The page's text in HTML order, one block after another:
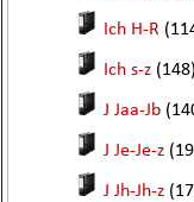
Ich H-R
Ich s-z (148)
J Jaa-Jb
J Je-Je-z
J Jh-Jh-z